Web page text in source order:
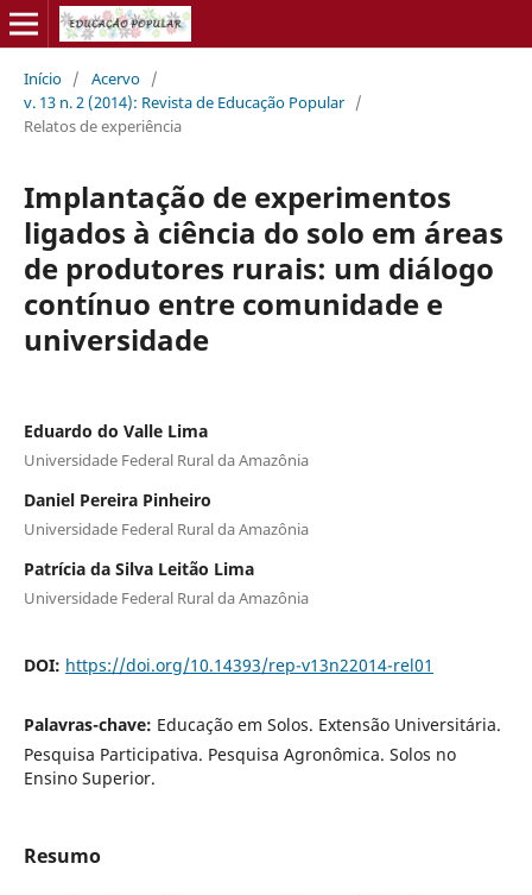
Início / Acervo /
v. 13 n. 2 (2014): Revista de Educação Popular /
Relatos de experiência
Implantação de experimentos
ligados à ciência do solo em áreas
de produtores rurais: um diálogo
contínuo entre comunidade e
universidade
Eduardo do Valle Lima
Universidade Federal Rural da Amazônia
Daniel Pereira Pinheiro
Universidade Federal Rural da Amazônia
Patrícia da Silva Leitão Lima
Universidade Federal Rural da Amazônia
DOI: https://doi.org/10.14393/rep-v13n22014-rel01
Palavras-chave: Educação em Solos. Extensão Universitária.
Pesquisa Participativa. Pesquisa Agronômica. Solos no
Ensino Superior.
Resumo